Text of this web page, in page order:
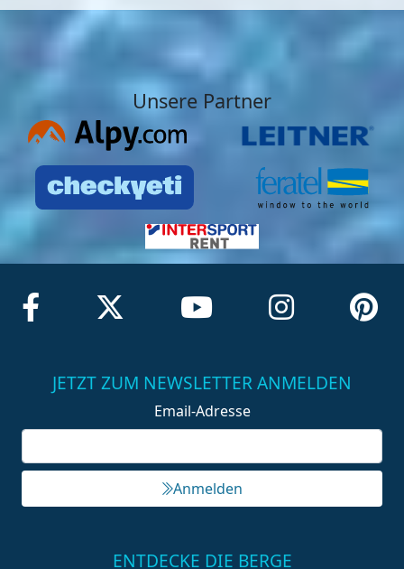
Unsere Partner
JETZT ZUM NEWSLETTER ANMELDEN
Email-Adresse
Anmelden
ENTDECKE DIE BERGE